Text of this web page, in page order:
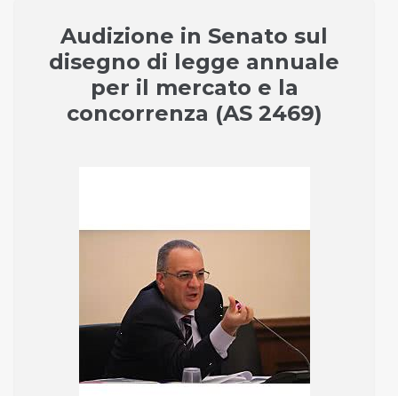
Audizione in Senato sul
disegno di legge annuale
per il mercato e la
concorrenza (AS 2469)